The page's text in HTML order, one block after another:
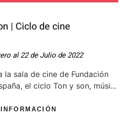
| Ciclo de cine
al 22 de Julio de 2022
la sala de cine de Fundación
el ciclo Ton y son, músi...